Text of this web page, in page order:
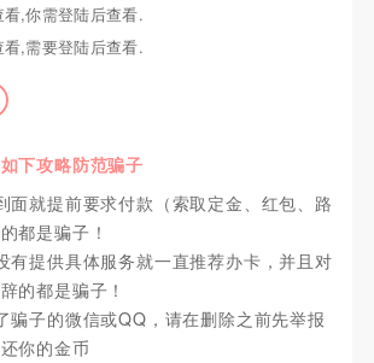
看,你需登陆后查看.
看,需要登陆后查看.
下攻略防范骗子
面就提前要求付款（索取定金、红包、路
都是骗子！
有提供具体服务就一直推荐办卡，并且对
的都是骗子！
骗子的微信或QQ，请在删除之前先举报
你的金币